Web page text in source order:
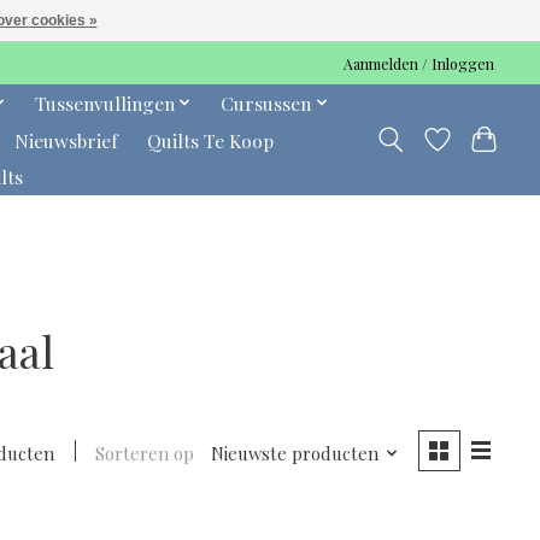
Aanmelden / Inloggen
Tussenvullingen
Cursussen
Nieuwsbrief
Quilts Te Koop
Sorteren op Nieuwste producten
cookies »